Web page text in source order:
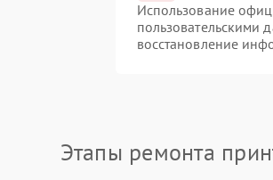
Использование
пользовательскими
восстановление
Этапы ремонта